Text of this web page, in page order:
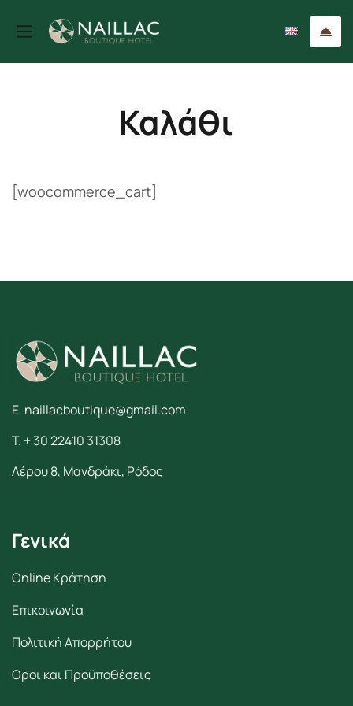
Καλάθι
[woocommerce_cart]
E. naillacboutique@gmail.com
T. + 30 22410 31308
Λέρου 8, Μανδράκι, Ρόδος
Γενικά
Online Κράτηση
Επικοινωνία
Πολιτική Απορρήτου
Οροι και Προϋποθέσεις